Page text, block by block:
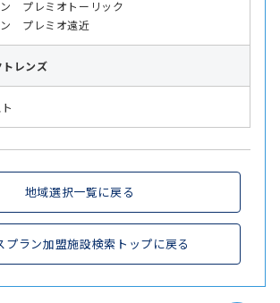
ン プレミオトーリック
ン プレミオ遠近
トレンズ
地域選択一覧に戻る
プラン加盟施設検索トップに戻る